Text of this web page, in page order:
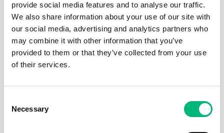
provide social media features and to analyse our traffic.
We also share information about your use of our site with
our social media, advertising and analytics partners who
may combine it with other information that you’ve
provided to them or that they’ve collected from your use
of their services.
Selection
Necessary
Tillträde enligt överenskommelse.
Vi söker dig som är noggrann, kvalitetsmedveten
och har erfarenhet av billackering eller
färdigställande inom skadeverkstad. Du trivs med
att arbeta både självständigt och i team och har